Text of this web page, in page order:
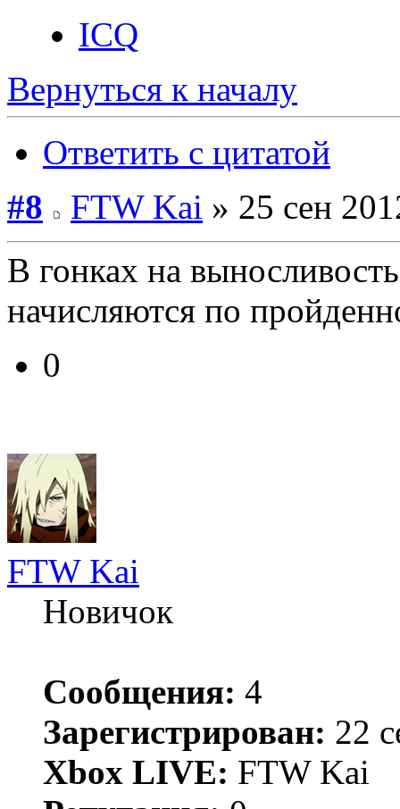
ICQ
Вернуться к началу
Ответить с цитатой
#8
FTW Kai » 25 сен
В гонках на
начисляются по
0
FTW Kai
Новичок
Сообщения: 4
Зарегистрирован: 22
Xbox LIVE: FTW Kai